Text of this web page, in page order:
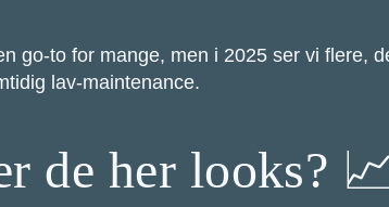
go-to for mange, men i 2025 ser vi flere,
lav-maintenance.
de her looks? 📈